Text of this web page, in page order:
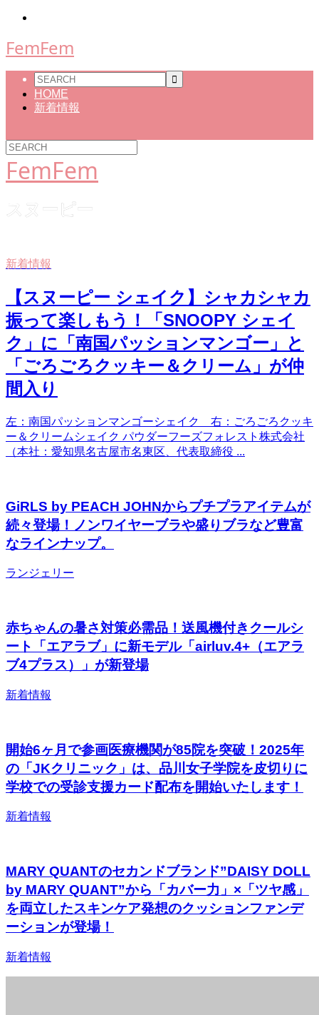
FemFem
HOME
新着情報
FemFem
スヌーピー
新着情報
【スヌーピー シェイク】シャカシャカ
振って楽しもう！「SNOOPY シェイ
ク」に「南国パッションマンゴー」と
「ごろごろクッキー＆クリーム」が仲
間入り
左：南国パッションマンゴーシェイク 右：ごろごろクッキ
ー＆クリームシェイク パウダーフーズフォレスト株式会社
（本社：愛知県名古屋市名東区、代表取締役 ...
GiRLS by PEACH JOHNからプチプラアイテムが
続々登場！ノンワイヤーブラや盛りブラなど豊富
なラインナップ。
ランジェリー
赤ちゃんの暑さ対策必需品！送風機付きクールシ
ート「エアラブ」に新モデル「airluv.4+（エアラ
ブ4プラス）」が新登場
新着情報
開始6ヶ月で参画医療機関が85院を突破！2025年
の「JKクリニック」は、品川女子学院を皮切りに
学校での受診支援カード配布を開始いたします！
新着情報
MARY QUANTのセカンドブランド”DAISY DOLL
by MARY QUANT”から「カバー力」×「ツヤ感」
を両立したスキンケア発想のクッションファンデ
ーションが登場！
新着情報